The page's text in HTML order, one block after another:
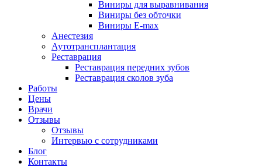
Виниры для выравнивания
Виниры без обточки
Виниры E-max
Анестезия
Аутотрансплантация
Реставрация
Реставрация передних зубов
Реставрация сколов зуба
Работы
Цены
Врачи
Отзывы
Отзывы
Интервью с сотрудниками
Блог
Контакты